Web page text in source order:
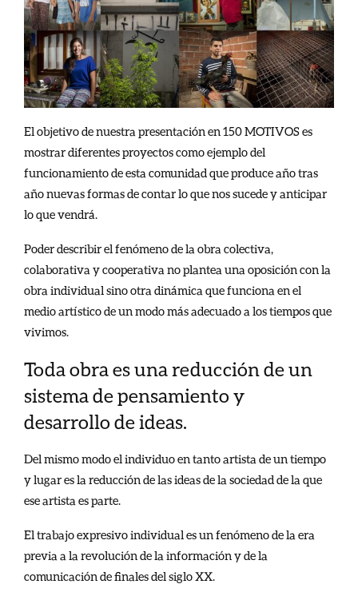
El objetivo de nuestra presentación en 150 MOTIVOS es
mostrar diferentes proyectos como ejemplo del
funcionamiento de esta comunidad que produce año tras
año nuevas formas de contar lo que nos sucede y anticipar
lo que vendrá.
Poder describir el fenómeno de la obra colectiva,
colaborativa y cooperativa no plantea una oposición con la
obra individual sino otra dinámica que funciona en el
medio artístico de un modo más adecuado a los tiempos que
vivimos.
Toda obra es una reducción de un
sistema de pensamiento y
desarrollo de ideas.
Del mismo modo el individuo en tanto artista de un tiempo
y lugar es la reducción de las ideas de la sociedad de la que
ese artista es parte.
El trabajo expresivo individual es un fenómeno de la era
previa a la revolución de la información y de la
comunicación de finales del siglo XX.